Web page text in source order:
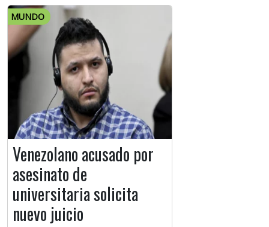
MUNDO
Venezolano acusado por
asesinato de
universitaria solicita
nuevo juicio